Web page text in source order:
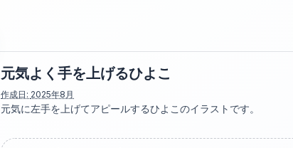
元気よく手を上げるひよこ
作成日: 2025年8月
元気に左手を上げてアピールするひよこのイラストです。